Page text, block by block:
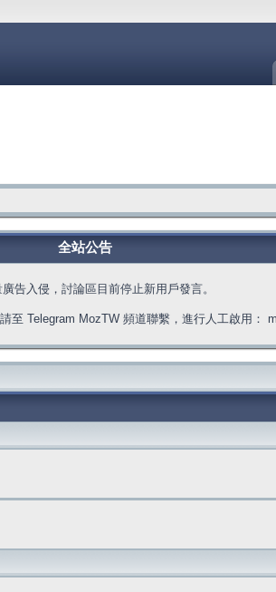
全站公告
廣告入侵，討論區目前停止新用戶發言。
至 Telegram MozTW 頻道聯繫，進行人工啟用：